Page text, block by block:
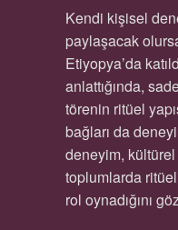
Kendi kişisel
paylaşacak
Etiyopya’da
anlattığında,
törenin ritüel
bağları da
deneyim,
toplumlarda
rol oynadığını